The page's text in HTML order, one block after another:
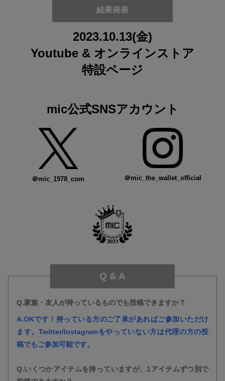
結果発表
2023.10.13(金)
Youtube & オンラインストア
特設ページ
mic公式SNSアカウント
＠mic_1978_com ＠mic_the_wallet_official
Q & A
Q.家族・友人が持っているものでも投稿できますか？
A.OKです！持っている方のご了承があればご参加いただけ
ます。Twitter/Instagramをやっていない方は代理の方の投
稿でもご参加可能です。
Q.いくつかアイテムを持っていますが、1アイテムずつ別で